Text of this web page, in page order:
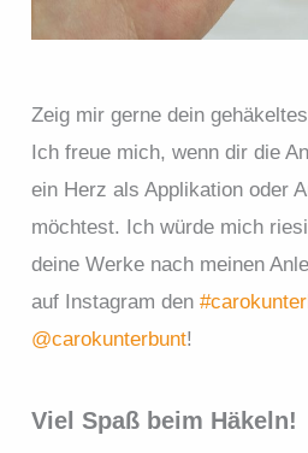
Zeig mir gerne dein
Ich freue mich, wenn dir die
ein Herz als Applikation oder
möchtest. Ich würde mich
deine Werke nach meinen
auf Instagram den
@carokunterbunt!
Viel Spaß beim Häkeln!